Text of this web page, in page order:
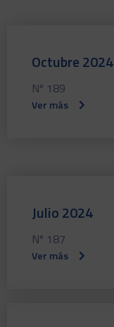
Octubre 2024
Nº 189
Ver más
Julio 2024
Nº 187
Ver más